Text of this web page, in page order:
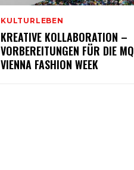
KULTURLEBEN
KREATIVE KOLLABORATION –
VORBEREITUNGEN FÜR DIE MQ
VIENNA FASHION WEEK